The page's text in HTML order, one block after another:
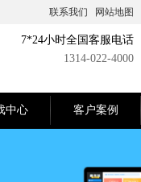
联系我们 网站地图
7*24小时全国客服电话
1314-022-4000
中心 客户案例